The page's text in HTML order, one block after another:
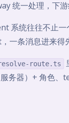
统一处理，下游
系统往往不止
一条消息进来得
route.ts
务器）+ 角色